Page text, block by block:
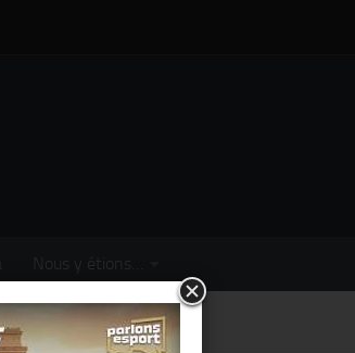
Nous y étions…